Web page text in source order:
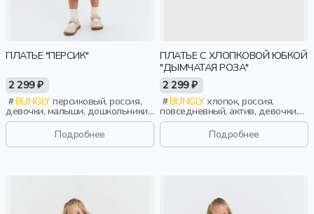
ПЛАТЬЕ "ПЕРСИК"
2 299 ₽
BUNGLYперсиковый, россия,
девочки, малыши, дошкольники,
дети
Подробнее
ПЛАТЬЕ С ХЛОПКОВОЙ ЮБКОЙ
"ДЫМЧАТАЯ РОЗА"
2 299 ₽
BUNGLYхлопок, россия,
повседневный, актив, девочки,
малыши, дошкольники, дети
Подробнее